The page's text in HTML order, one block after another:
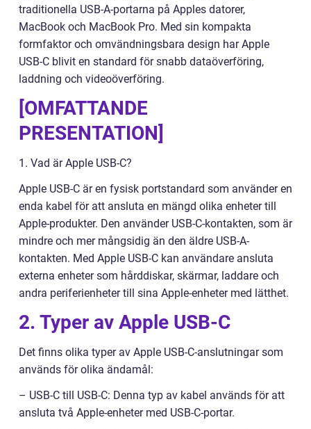
traditionella USB-A-portarna på Apples datorer,
MacBook och MacBook Pro. Med sin kompakta
formfaktor och omvändningsbara design har Apple
USB-C blivit en standard för snabb dataöverföring,
laddning och videoöverföring.
[OMFATTANDE
PRESENTATION]
1. Vad är Apple USB-C?
Apple USB-C är en fysisk portstandard som använder en
enda kabel för att ansluta en mängd olika enheter till
Apple-produkter. Den använder USB-C-kontakten, som är
mindre och mer mångsidig än den äldre USB-A-
kontakten. Med Apple USB-C kan användare ansluta
externa enheter som hårddiskar, skärmar, laddare och
andra periferienheter till sina Apple-enheter med lätthet.
2. Typer av Apple USB-C
Det finns olika typer av Apple USB-C-anslutningar som
används för olika ändamål:
– USB-C till USB-C: Denna typ av kabel används för att
ansluta två Apple-enheter med USB-C-portar.